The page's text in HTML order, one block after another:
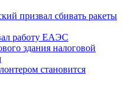
призвал сбивать ракеты
работу ЕАЭС
здания налоговой
становится